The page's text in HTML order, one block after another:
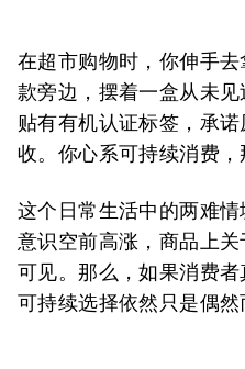
在超市购物时，你伸手
款旁边，摆着一盒从未见
贴有有机认证标签，承
收。你心系可持续消费
这个日常生活中的两难
意识空前高涨，商品上
可见。那么，如果消费
可持续选择依然只是偶然